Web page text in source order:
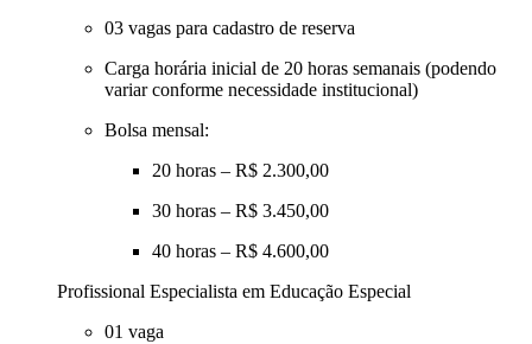
03 vagas para cadastro de reserva
Carga horária inicial de 20 horas semanais (podendo
variar conforme necessidade institucional)
Bolsa mensal:
20 horas – R$ 2.300,00
30 horas – R$ 3.450,00
40 horas – R$ 4.600,00
Profissional Especialista em Educação Especial
01 vaga